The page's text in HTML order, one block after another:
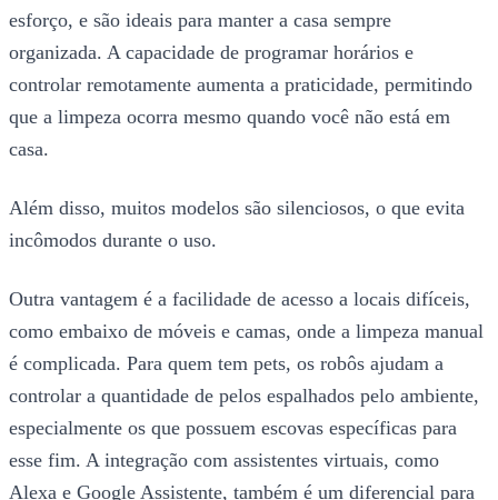
esforço, e são ideais para manter a casa sempre
organizada. A capacidade de programar horários e
controlar remotamente aumenta a praticidade, permitindo
que a limpeza ocorra mesmo quando você não está em
casa.
Além disso, muitos modelos são silenciosos, o que evita
incômodos durante o uso.
Outra vantagem é a facilidade de acesso a locais difíceis,
como embaixo de móveis e camas, onde a limpeza manual
é complicada. Para quem tem pets, os robôs ajudam a
controlar a quantidade de pelos espalhados pelo ambiente,
especialmente os que possuem escovas específicas para
esse fim. A integração com assistentes virtuais, como
Alexa e Google Assistente, também é um diferencial para